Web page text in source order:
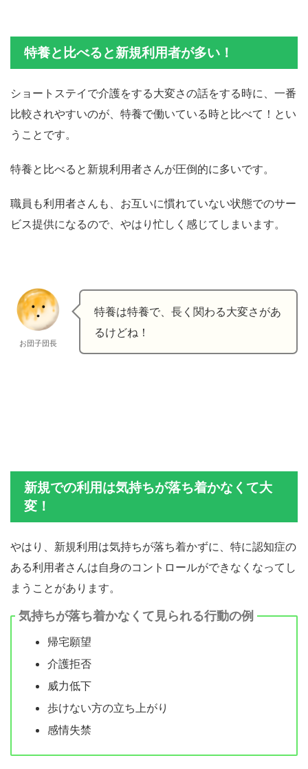
特養と比べると新規利用者が多い！
ショートステイで介護をする大変さの話をする時に、一番
比較されやすいのが、特養で働いている時と比べて！とい
うことです。
特養と比べると新規利用者さんが圧倒的に多いです。
職員も利用者さんも、お互いに慣れていない状態でのサー
ビス提供になるので、やはり忙しく感じてしまいます。
お団子団長
特養は特養で、長く関わる大変さがあ
るけどね！
新規での利用は気持ちが落ち着かなくて大
変！
やはり、新規利用は気持ちが落ち着かずに、特に認知症の
ある利用者さんは自身のコントロールができなくなってし
まうことがあります。
気持ちが落ち着かなくて見られる行動の例
帰宅願望
介護拒否
威力低下
歩けない方の立ち上がり
感情失禁